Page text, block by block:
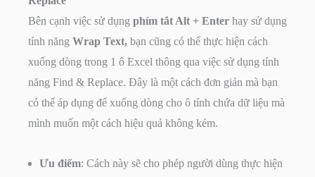
Bên cạnh việc sử dụng phím tắt Alt + Enter hay sử dụng
tính năng Wrap Text, bạn cũng có thể thực hiện cách
xuống dòng trong 1 ô Excel thông qua việc sử dụng tính
năng Find & Replace. Đây là một cách đơn giản mà bạn
có thể áp dụng để xuống dòng cho ô tính chứa dữ liệu mà
mình muốn một cách hiệu quả không kém.
Ưu điểm: Cách này sẽ cho phép người dùng thực hiện